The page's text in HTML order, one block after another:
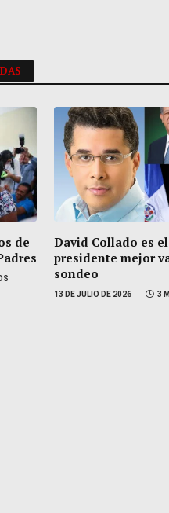
de
David Collado es
presidente mejor
sondeo
13 DE JULIO DE 2026 3